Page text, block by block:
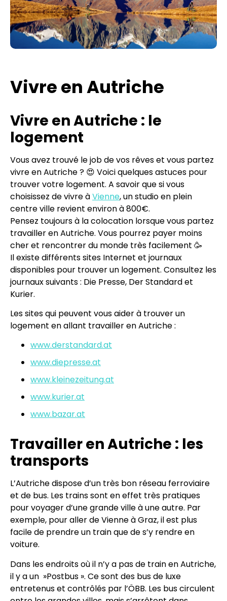
Vivre en Autriche
Vivre en Autriche : le
logement
Vous avez trouvé le job de vos rêves et vous partez
vivre en Autriche ? 😍 Voici quelques astuces pour
trouver votre logement. A savoir que si vous
choisissez de vivre àVienne, un studio en plein
centre ville revient environ à 800€.
Pensez toujours à la colocation lorsque vous partez
travailler en Autriche. Vous pourrez payer moins
cher et rencontrer du monde très facilement 🥳
Il existe différents sites Internet et journaux
disponibles pour trouver un logement. Consultez les
journaux suivants : Die Presse, Der Standard et
Kurier.
Les sites qui peuvent vous aider à trouver un
logement en allant travailler en Autriche :
www.derstandard.at
www.diepresse.at
www.kleinezeitung.at
www.kurier.at
www.bazar.at
Travailler en Autriche : les
transports
L’Autriche dispose d’un très bon réseau ferroviaire
et de bus. Les trains sont en effet très pratiques
pour voyager d’une grande ville à une autre. Par
exemple, pour aller de Vienne à Graz, il est plus
facile de prendre un train que de s’y rendre en
voiture.
Dans les endroits où il n’y a pas de train en Autriche,
il y a un »Postbus ». Ce sont des bus de luxe
entretenus et contrôlés par l’ÖBB. Les bus circulent